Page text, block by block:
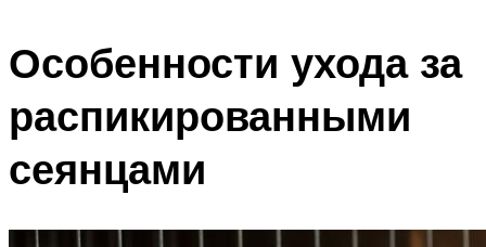
Особенности ухода за
распикированными
сеянцами